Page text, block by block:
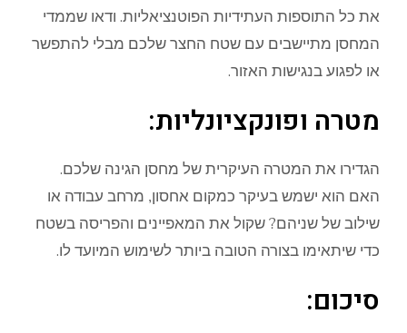
את כל התוספות העתידיות הפוטנציאליות. ודאו שממדי
המחסן מתיישבים עם שטח החצר שלכם מבלי להתפשר
או לפגוע בנגישות האזור.
מטרה ופונקציונליות:
הגדירו את המטרה העיקרית של מחסן הגינה שלכם.
האם הוא ישמש בעיקר כמקום אחסון, מרחב עבודה או
שילוב של שניהם? שקול את המאפיינים והפריסה בשטח
כדי שיתאימו בצורה הטובה ביותר לשימוש המיועד לו.
סיכום: